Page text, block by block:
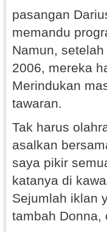
pasangan
memandu
Namun,
2006, mereka
Merindukan
tawaran.
Tak harus
asalkan
saya pikir
katanya di
Sejumlah iklan
tambah Donna,